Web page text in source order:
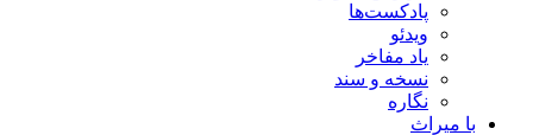
پادکست‌ها
ویدئو
یاد مفاخر
نسخه و سند
نگاره
با میراث